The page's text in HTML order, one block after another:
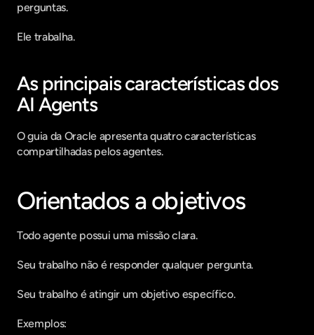
perguntas.
Ele trabalha.
As principais características dos
AI Agents
O guia da Oracle apresenta quatro características
compartilhadas pelos agentes.
Orientados a objetivos
Todo agente possui uma missão clara.
Seu trabalho não é responder qualquer pergunta.
Seu trabalho é atingir um objetivo específico.
Exemplos: